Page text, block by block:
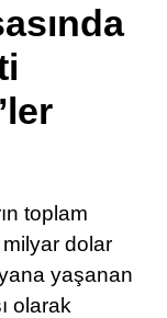
Youtube
TikTok
Telegram
toplam
dolar
yaşanan
olarak